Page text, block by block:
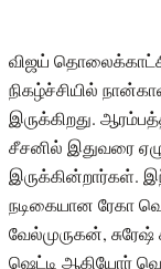
விஜய்
நிகழ்ச்சியில்
இருக்கிறது.
சீசனில் இதுவரை
இருக்கின்றார்கள்.
நடிகையான ரேகா
வேல்முருகன், சுரேஷ்
ஷெட்டி ஆகியோர்